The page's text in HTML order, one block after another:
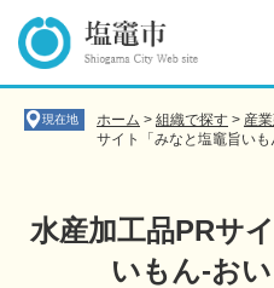
の
ー
現在地 ホーム > 組織で探す > 産
サイト「みなと塩竈旨いも
水産加工品PRサ
いもん-おい